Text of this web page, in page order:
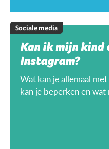
Sociale media
Kan ik mijn kind
Instagram?
Wat kan je allemaal
kan je beperken en wat